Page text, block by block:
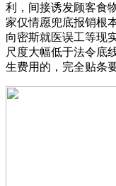
利，间接诱发顾客食
家仅情愿兜底报销根
向密斯就医误工等现
尺度大幅低于法令底
生费用的，完全贴条